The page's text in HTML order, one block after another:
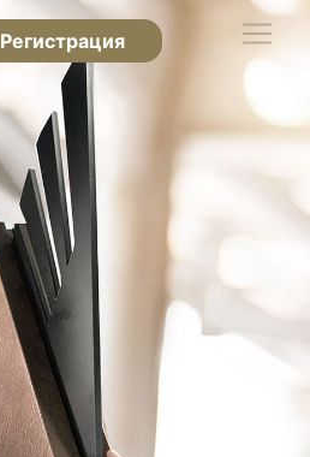
Регистрация